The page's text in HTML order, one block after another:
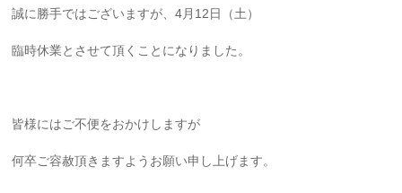
誠に勝手ではございますが、4月12日（土）
臨時休業とさせて頂くことになりました。
皆様にはご不便をおかけしますが
何卒ご容赦頂きますようお願い申し上げます。